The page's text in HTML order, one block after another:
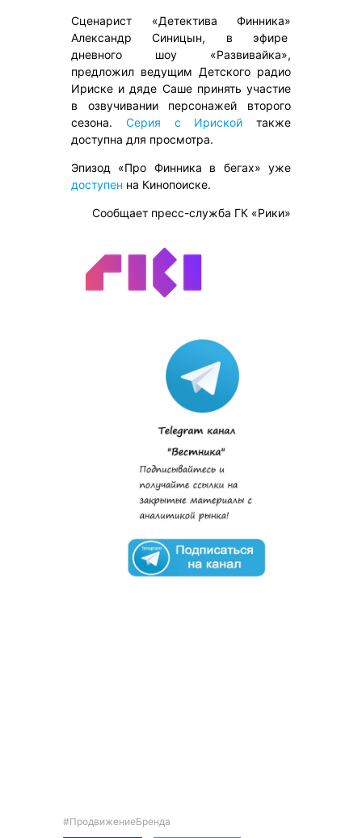
Сценарист «Детектива Финника»
Александр Синицын, в эфире
дневного шоу «Развивайка»,
предложил ведущим Детского радио
Ириске и дяде Саше принять участие
в озвучивании персонажей второго
сезона. Серия с Ириской также
доступна для просмотра.
Эпизод «Про Финника в бегах» уже
доступен на Кинопоиске.
Сообщает пресс-служба ГК «Рики»
#ПродвижениеБренда